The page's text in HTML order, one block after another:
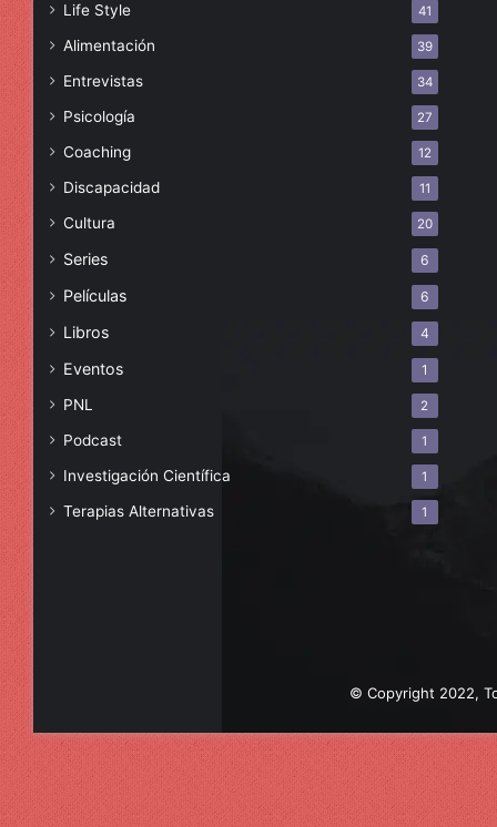
Life Style 41
Alimentación 39
Entrevistas 34
Psicología 27
Coaching 12
Discapacidad 11
Cultura 20
Series 6
Películas 6
Libros 4
Eventos 1
PNL 2
Podcast 1
Investigación Científica 1
Terapias Alternativas 1
© Copyright 2022,